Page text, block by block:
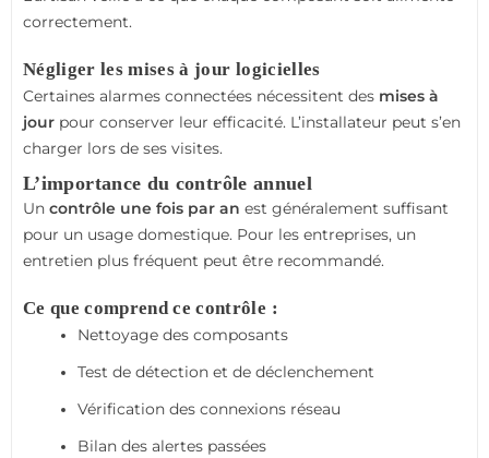
correctement.
Négliger les mises à jour logicielles
Certaines alarmes connectées nécessitent des mises à
jour pour conserver leur efficacité. L’installateur peut s’en
charger lors de ses visites.
L’importance du contrôle annuel
Un contrôle une fois par an est généralement suffisant
pour un usage domestique. Pour les entreprises, un
entretien plus fréquent peut être recommandé.
Ce que comprend ce contrôle :
Nettoyage des composants
Test de détection et de déclenchement
Vérification des connexions réseau
Bilan des alertes passées